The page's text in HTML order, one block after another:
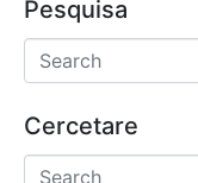
Pesquisa
Cercetare